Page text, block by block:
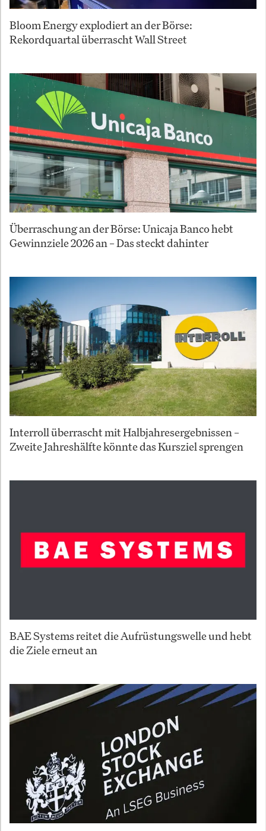
Bloom Energy explodiert an der Börse:
Rekordquartal überrascht Wall Street
Überraschung an der Börse: Unicaja Banco hebt
Gewinnziele 2026 an – Das steckt dahinter
Interroll überrascht mit Halbjahresergebnissen –
Zweite Jahreshälfte könnte das Kursziel sprengen
BAE Systems reitet die Aufrüstungswelle und hebt
die Ziele erneut an